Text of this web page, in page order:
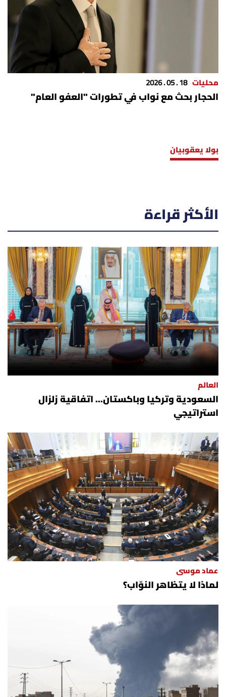
محليات 18 . 05 . 2026
الحجار بحث مع نواب في تطورات "العفو العام"
بولا يعقوبيان
الأكثر قراءة
العالم
السعودية وتركيا وباكستان... اتفاقية زلزال
استراتيجي
عماد موسى
لماذا لا يتظاهر النوّاب؟